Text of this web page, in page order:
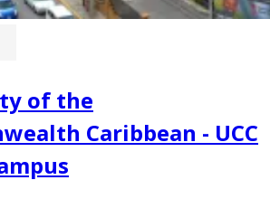
of the
Caribbean - UCC